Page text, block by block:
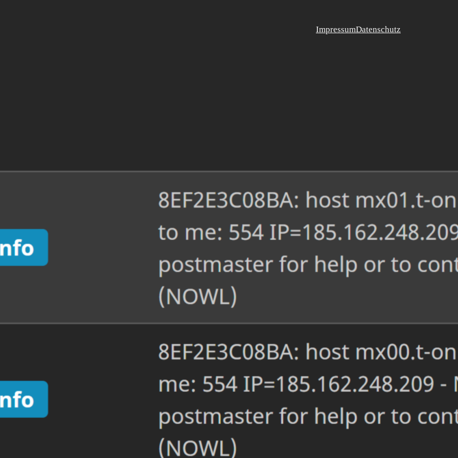
ImpressumDatenschutz
Fehler 554 None/bad
reputation beim
Mailversand an t-
online.de
Bereits seit über einem Jahr betreibe ich meinen
bisher jedoch keinen Kontakt. Nun sollte mal eine
rausgehen, zurück kam jedoch folgende
online.de[194.25.134.73] refused to talk to me: 554
IP=185.162.248.209 – None/bad reputation. Ask
your postmaster for help or to…